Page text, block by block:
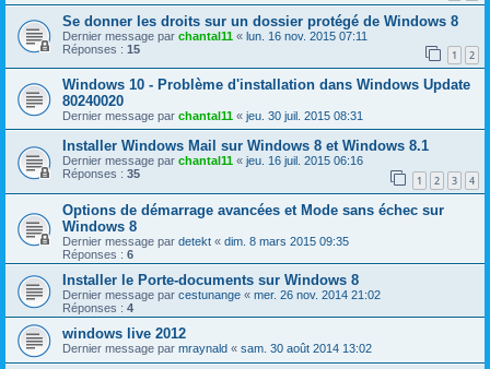
Se donner les droits sur un dossier protégé de Windows 8
Dernier message par chantal11 « lun. 16 nov. 2015 07:11
Réponses : 15 1 2
Windows 10 - Problème d'installation dans Windows Update
80240020
Dernier message par chantal11 « jeu. 30 juil. 2015 08:31
Installer Windows Mail sur Windows 8 et Windows 8.1
Dernier message par chantal11 « jeu. 16 juil. 2015 06:16
Réponses : 35 1 2 3 4
Options de démarrage avancées et Mode sans échec sur
Windows 8
Dernier message par detekt « dim. 8 mars 2015 09:35
Réponses : 6
Installer le Porte-documents sur Windows 8
Dernier message par cestunange « mer. 26 nov. 2014 21:02
Réponses : 4
windows live 2012
Dernier message par mraynald « sam. 30 août 2014 13:02